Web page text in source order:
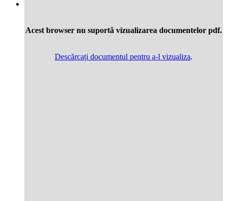
Acest browser nu suportă vizualizarea documentelor pdf.
Descărcați documentul pentru a-l vizualiza.